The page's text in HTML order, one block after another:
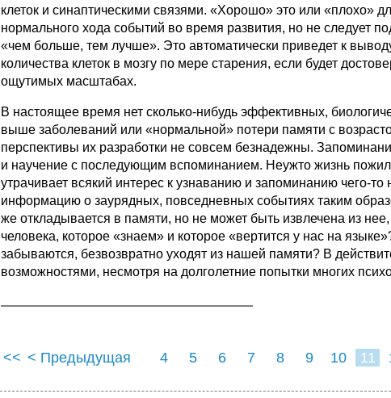
клеток и синаптическими связями. «Хорошо» это или «плохо»
нормального хода событий во время развития, но не следует
«чем больше, тем лучше». Это автоматически приведет к
количества клеток в мозгу по мере старения, если будет
ощутимых масштабах.
В настоящее время нет сколько-нибудь эффективных,
выше заболеваний или «нормальной» потери памяти с
перспективы их разработки не совсем безнадежны.
и научение с последующим вспоминанием. Неужто жизнь
утрачивает всякий интерес к узнаванию и запоминанию чего-
информацию о заурядных, повседневных событиях таким
же откладывается в памяти, но не может быть извлечена из
человека, которое «знаем» и которое «вертится у нас на
забываются, безвозвратно уходят из нашей памяти? В
возможностями, несмотря на долголетние попытки многих
<< < Предыдущая 4 5 6 7 8 9 10 11